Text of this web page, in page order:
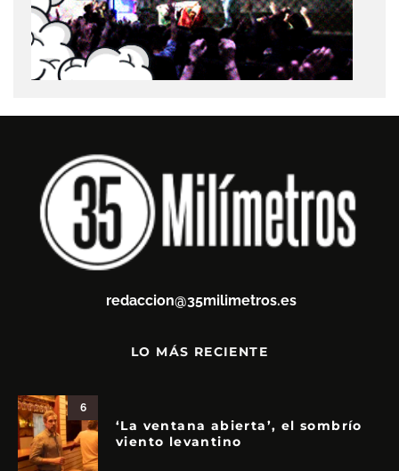
redaccion@35milimetros.es
LO MÁS RECIENTE
6
‘La ventana abierta’, el sombrío
viento levantino